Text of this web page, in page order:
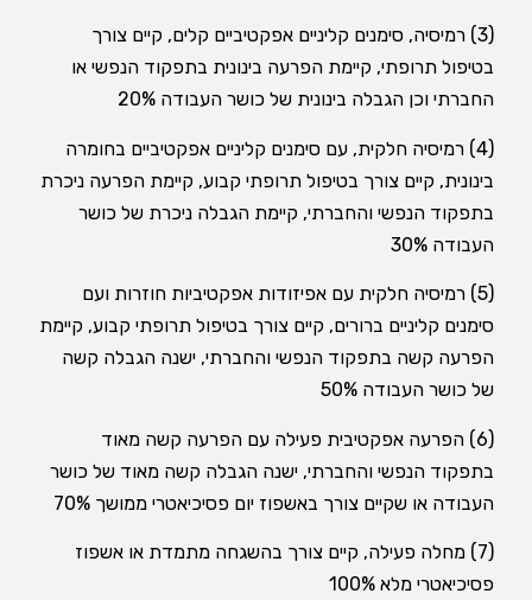
(3) רמיסיה, סימנים קליניים אפקטיביים קלים, קיים צורך
בטיפול תרופתי, קיימת הפרעה בינונית בתפקוד הנפשי או
החברתי וכן הגבלה בינונית של כושר העבודה 20%
(4) רמיסיה חלקית, עם סימנים קליניים אפקטיביים בחומרה
בינונית, קיים צורך בטיפול תרופתי קבוע, קיימת הפרעה ניכרת
בתפקוד הנפשי והחברתי, קיימת הגבלה ניכרת של כושר
העבודה 30%
(5) רמיסיה חלקית עם אפיזודות אפקטיביות חוזרות ועם
סימנים קליניים ברורים, קיים צורך בטיפול תרופתי קבוע, קיימת
הפרעה קשה בתפקוד הנפשי והחברתי, ישנה הגבלה קשה
של כושר העבודה 50%
(6) הפרעה אפקטיבית פעילה עם הפרעה קשה מאוד
בתפקוד הנפשי והחברתי, ישנה הגבלה קשה מאוד של כושר
העבודה או שקיים צורך באשפוז יום פסיכיאטרי ממושך 70%
(7) מחלה פעילה, קיים צורך בהשגחה מתמדת או אשפוז
פסיכיאטרי מלא 100%